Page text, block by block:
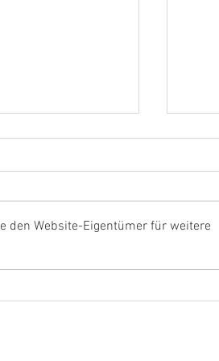
2015 Bad
den Website-Eigentümer für weitere